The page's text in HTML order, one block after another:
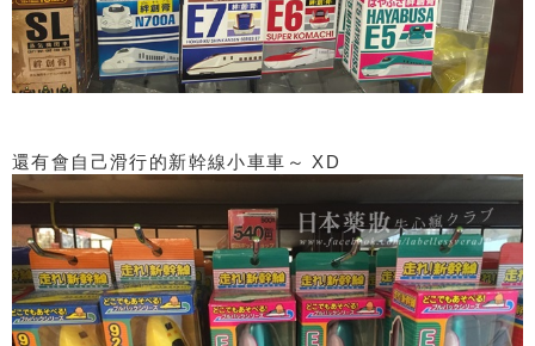
還有會自己滑行的新幹線小車車～ XD